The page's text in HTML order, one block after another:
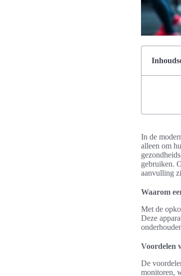
In de
alleen om
gebruiken.
aanvulling
Waarom
Met de
Deze
Voordelen
De
monitoren,